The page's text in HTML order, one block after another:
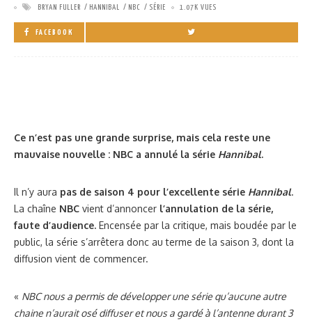
BRYAN FULLER
HANNIBAL NBC SÉRIE 1.07K VUES
FACEBOOK
Ce n’est pas une grande surprise, mais cela reste une
mauvaise nouvelle : NBC a annulé la série Hannibal.
Il n’y aura pas de saison 4 pour l’excellente série Hannibal.
La chaîne NBC vient d’annoncer l’annulation de la série,
faute d’audience. Encensée par la critique, mais boudée par le
public, la série s’arrêtera donc au terme de la saison 3, dont la
diffusion vient de commencer.
« NBC nous a permis de développer une série qu’aucune autre
chaine n’aurait osé diffuser et nous a gardé à l’antenne durant 3